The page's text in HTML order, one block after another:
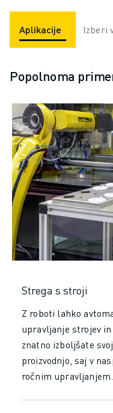
Aplikacije Izberi
Popolnoma
Strega s stroji
Z roboti lahko
upravljanje strojev
znatno izboljšate
proizvodnjo, saj v
ročnim upravljanjem